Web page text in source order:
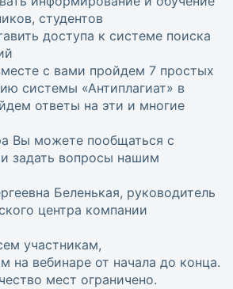
студентов
доступа к системе поиска
с вами пройдем 7 простых
системы «Антиплагиат» в
ответы на эти и многие
Вы можете пообщаться с
задать вопросы нашим
Беленькая, руководитель
центра компании
участникам,
на вебинаре от начала до конца.
мест ограничено.